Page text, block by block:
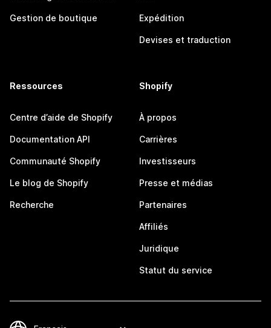
Gestion de boutique Expédition
Devises et traduction
Ressources
Centre d’aide de Shopify
Documentation API
Communauté Shopify
Le blog de Shopify
Recherche
Shopify
À propos
Carrières
Investisseurs
Presse et médias
Partenaires
Affiliés
Juridique
Statut du service